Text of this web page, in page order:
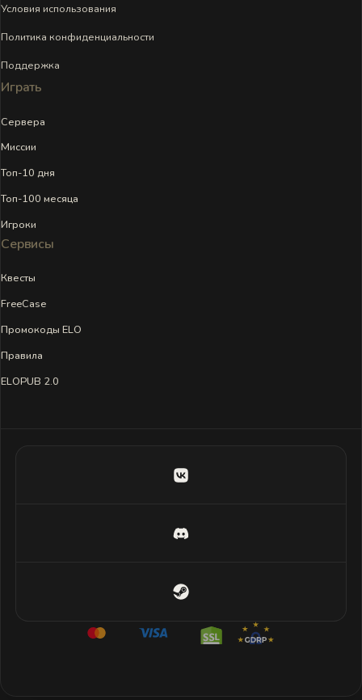
Условия использования
Политика конфиденциальности
Поддержка
Играть
Сервера
Миссии
Топ-10 дня
Топ-100 месяца
Игроки
Сервисы
Квесты
FreeCase
Промокоды ELO
Правила
ELOPUB 2.0